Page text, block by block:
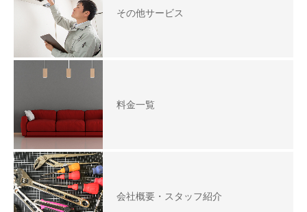
その他サービス
料金一覧
会社概要・スタッフ紹介